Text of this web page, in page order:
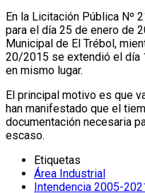
En la Licitación Pública Nº
para el día 25 de enero de
Municipal de El Trébol,
20/2015 se extendió el día
en mismo lugar.
El principal motivo es que
han manifestado que el
documentación necesaria
escaso.
Etiquetas
Área Industrial
Intendencia 2005-